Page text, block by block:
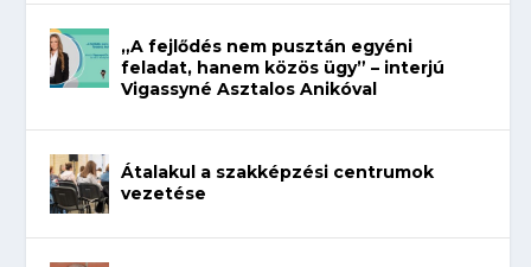
„A fejlődés nem pusztán egyéni
feladat, hanem közös ügy” – interjú
Vigassyné Asztalos Anikóval
Átalakul a szakképzési centrumok
vezetése